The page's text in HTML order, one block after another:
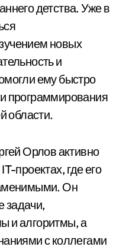
детства. Уже в
новых
и
ему быстро
программирования
области.
Орлов активно
проектах, где его
Он
задачи,
и алгоритмы, а
с коллегами